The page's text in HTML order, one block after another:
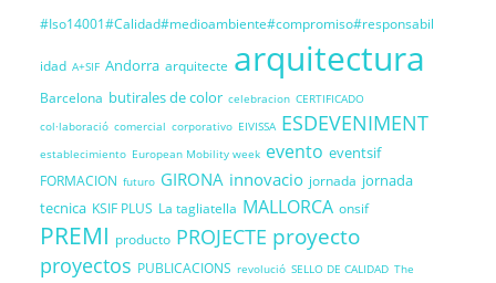
#Iso14001#Calidad#medioambiente#compromiso#responsabil
idad A+SIF Andorra arquitecte arquitectura
Barcelona butirales de color celebracion CERTIFICADO
col·laboració comercial corporativo EIVISSA ESDEVENIMENT
establecimiento European Mobility week evento eventsif
FORMACION futuro GIRONA innovacio jornada jornada
tecnica KSIF PLUS La tagliatella MALLORCA onsif
PREMI producto PROJECTE proyecto
proyectos PUBLICACIONS revolució SELLO DE CALIDAD The